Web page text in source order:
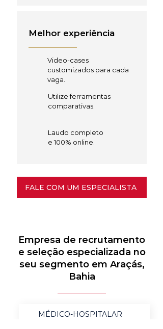
Melhor experiência
Video-cases
customizados para cada
vaga.
Utilize ferramentas
comparativas.
Laudo completo
e 100% online.
FALE COM UM ESPECIALISTA
Empresa de recrutamento
e seleção especializada no
seu segmento em Araçás,
Bahia
MÉDICO-HOSPITALAR